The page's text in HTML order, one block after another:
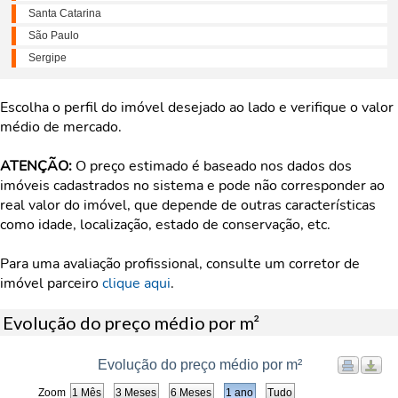
Santa Catarina
São Paulo
Sergipe
Escolha o perfil do imóvel desejado ao lado e verifique o valor
médio de mercado.
ATENÇÃO: O preço estimado é baseado nos dados dos
imóveis cadastrados no sistema e pode não corresponder ao
real valor do imóvel, que depende de outras características
como idade, localização, estado de conservação, etc.
Para uma avaliação profissional, consulte um corretor de
imóvel parceiroclique aqui.
Evolução do preço médio por m²
Zoom
Evolução do preço médio por m²
1 Mês 3 Meses 6 Meses 1 ano Tudo